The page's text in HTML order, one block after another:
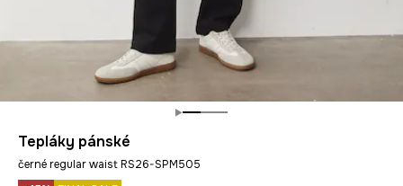
Tepláky pánské
černé regular waist RS26-SPM505